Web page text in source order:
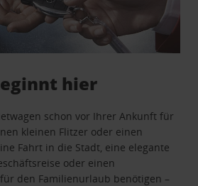
hier
schon vor Ihrer Ankunft für
kleinen Flitzer oder einen
Fahrt in die Stadt, eine elegante
oder einen
den Familienurlaub benötigen –